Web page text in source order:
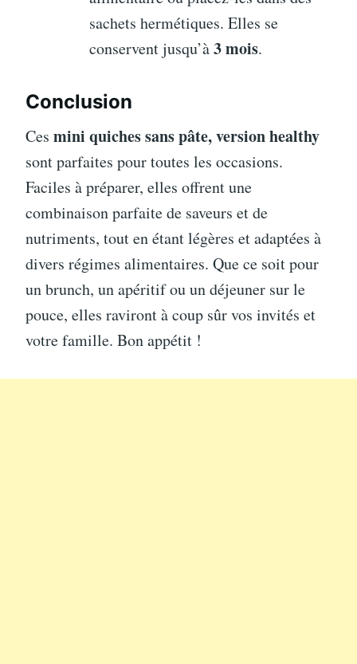
sachets hermétiques. Elles se
conservent jusqu’à3 mois.
Conclusion
Ces mini quiches sans pâte, version healthy
sont parfaites pour toutes les occasions.
Faciles à préparer, elles offrent une
combinaison parfaite de saveurs et de
nutriments, tout en étant légères et adaptées à
divers régimes alimentaires. Que ce soit pour
un brunch, un apéritif ou un déjeuner sur le
pouce, elles raviront à coup sûr vos invités et
votre famille. Bon appétit !